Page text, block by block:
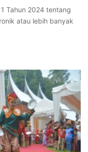
Tahun 2024 tentang
atau lebih banyak